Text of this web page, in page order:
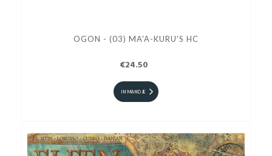
OGON - (03) MA'A-KURU'S HC
€24.50
IN MANDJE